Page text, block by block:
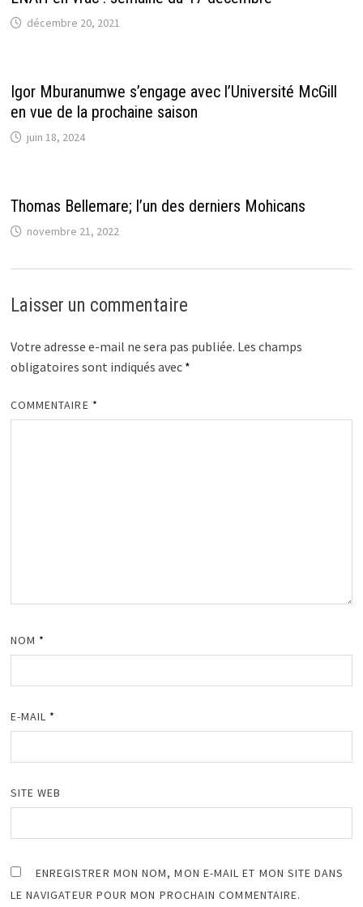
décembre 20, 2021
Igor Mburanumwe s’engage avec l’Université McGill
en vue de la prochaine saison
juin 18, 2024
Thomas Bellemare; l’un des derniers Mohicans
novembre 21, 2022
Laisser un commentaire
Votre adresse e-mail ne sera pas publiée. Les champs
obligatoires sont indiqués avec *
COMMENTAIRE *
NOM *
E-MAIL *
SITE WEB
ENREGISTRER MON NOM, MON E-MAIL ET MON SITE DANS
LE NAVIGATEUR POUR MON PROCHAIN COMMENTAIRE.